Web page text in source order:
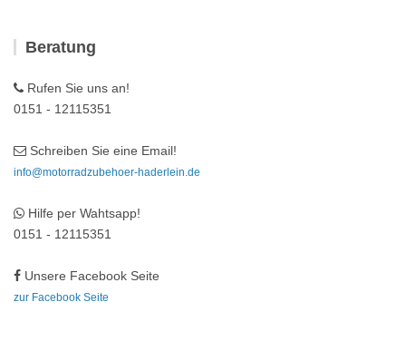
Beratung
Rufen Sie uns an!
0151 - 12115351
Schreiben Sie eine Email!
info@motorradzubehoer-haderlein.de
Hilfe per Wahtsapp!
0151 - 12115351
Unsere Facebook Seite
zur Facebook Seite